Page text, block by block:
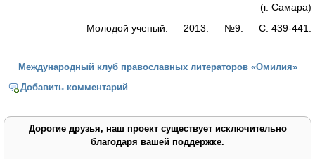
(г. Самара)
Молодой ученый. — 2013. — №9. — С. 439-441.
Международный клуб православных литераторов «Омилия»
Добавить комментарий
Дорогие друзья, наш проект существует исключительно
благодаря вашей поддержке.